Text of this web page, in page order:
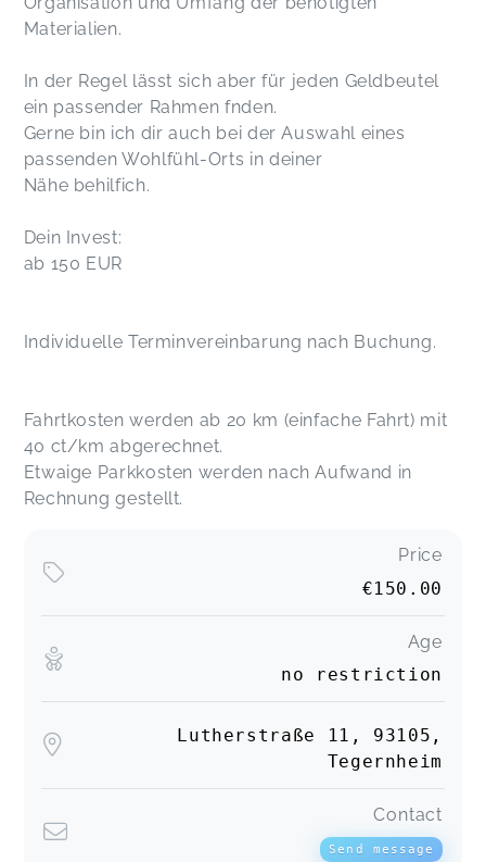
Materialien.
In der Regel lässt sich aber für jeden Geldbeutel
ein passender Rahmen fnden.
Gerne bin ich dir auch bei der Auswahl eines
passenden Wohlfühl-Orts in deiner
Nähe behilfich.
Dein Invest:
ab 150 EUR
Individuelle Terminvereinbarung nach Buchung.
Fahrtkosten werden ab 20 km (einfache Fahrt) mit
40 ct/km abgerechnet.
Etwaige Parkkosten werden nach Aufwand in
Rechnung gestellt.
Price
€150.00
Age
no restriction
Lutherstraße 11, 93105,
Tegernheim
Contact
Send message